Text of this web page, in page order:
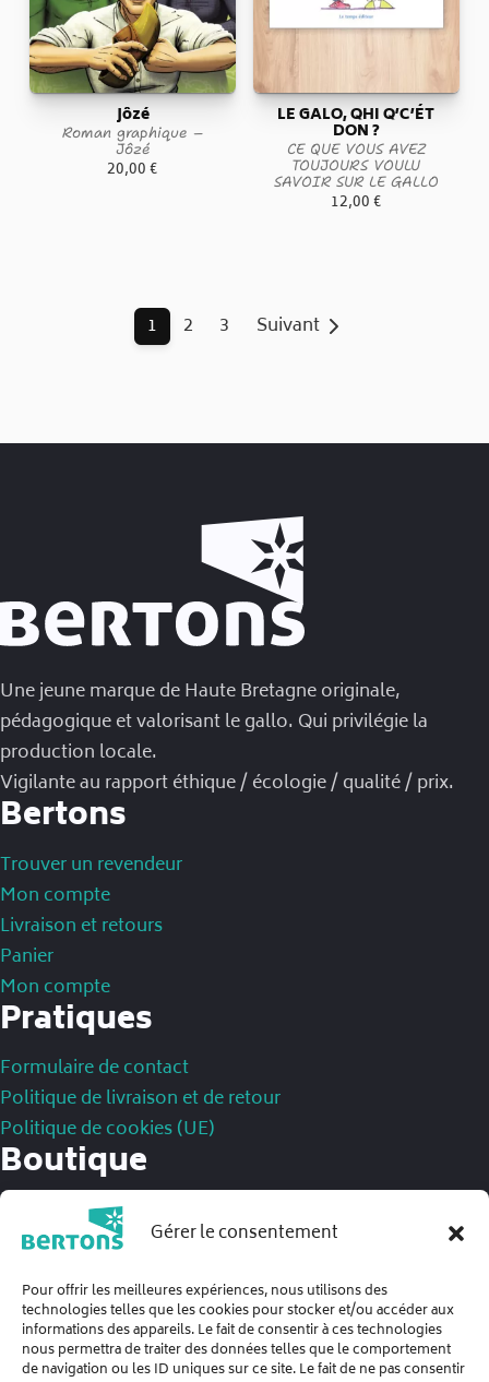
Gérer le consentement
Pour offrir les meilleures expériences, nous utilisons des
technologies telles que les cookies pour stocker et/ou accéder aux
informations des appareils. Le fait de consentir à ces technologies
nous permettra de traiter des données telles que le comportement
de navigation ou les ID uniques sur ce site. Le fait de ne pas consentir
Jôzé
Roman graphique –
Jôzé
20,00€
LE GALO, QHI Q’C’ÉT
DON ?
CE QUE VOUS AVEZ
TOUJOURS VOULU
SAVOIR SUR LE GALLO
12,00€
1 2 3 Suivant
Une jeune marque de Haute Bretagne originale,
pédagogique et valorisant le gallo. Qui privilégie la
production locale.
Vigilante au rapport éthique / écologie / qualité / prix.
Bertons
Trouver un revendeur
Mon compte
Livraison et retours
Panier
Mon compte
Pratiques
Formulaire de contact
Politique de livraison et de retour
Politique de cookies (UE)
Boutique
Mentions légales
Politique de confidentialité